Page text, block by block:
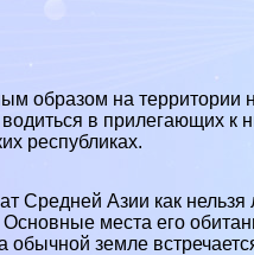
образом на территории
в прилегающих к
республиках.
Средней Азии как
Основные места его
земле